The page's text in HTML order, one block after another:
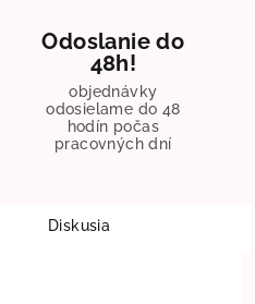
Odoslanie do
48h!
objednávky
odosielame do 48
hodín počas
pracovných dní
Diskusia